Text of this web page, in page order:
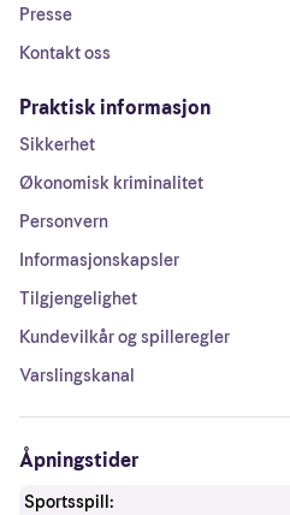
Presse
Kontakt oss
Praktisk informasjon
Sikkerhet
Økonomisk kriminalitet
Personvern
Informasjonskapsler
Tilgjengelighet
Kundevilkår og spilleregler
Varslingskanal
Åpningstider
Sportsspill: